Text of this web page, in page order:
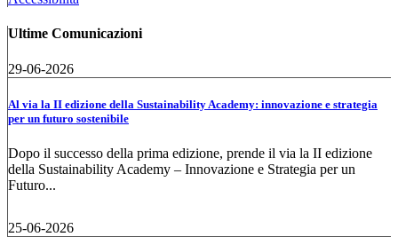
Ultime Comunicazioni
29-06-2026
Al via la II edizione della Sustainability Academy: innovazione e strategia
per un futuro sostenibile
Dopo il successo della prima edizione, prende il via la II edizione
della Sustainability Academy – Innovazione e Strategia per un
Futuro...
25-06-2026